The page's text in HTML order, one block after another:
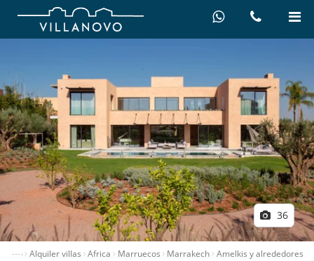
36
…
Inicio Alquiler villas Africa Marruecos Marrakech Amelkis y alrededores